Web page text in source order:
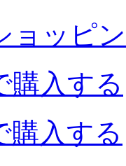
ョッピ
購入する
購入する